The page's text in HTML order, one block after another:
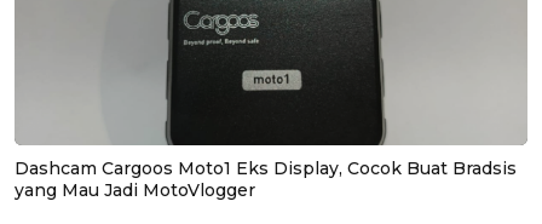
Dashcam Cargoos Moto1 Eks Display, Cocok Buat Bradsis
yang Mau Jadi MotoVlogger